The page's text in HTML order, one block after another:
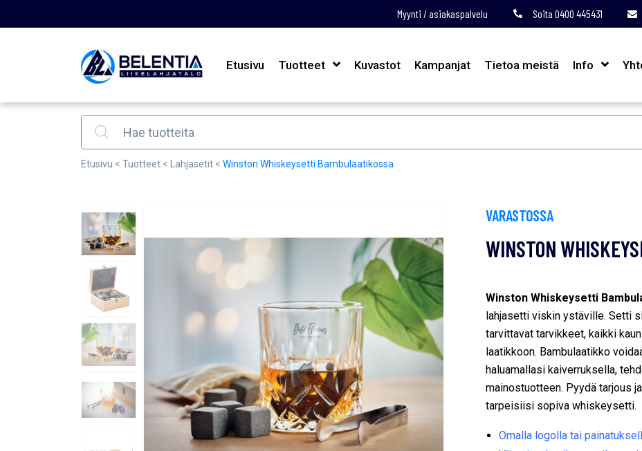
Myynti / asiakaspalvelu Soita 0400 445431
Etusivu Tuotteet Kuvastot Kampanjat Tietoa meistä Info
Products search
Etusivu < Tuotteet < Lahjasetit < Winston Whiskeysetti Bambulaatikossa
VARASTOSSA
WINSTON
Winston Whiskeysetti
lahjasetti viskin ystäville. Setti
tarvittavat tarvikkeet, kaikki
laatikkoon. Bambulaatikko
haluamallasi kaiverruksella,
mainostuotteen. Pyydä tarjous
tarpeisiisi sopiva whiskeysetti.
Omalla logolla tai